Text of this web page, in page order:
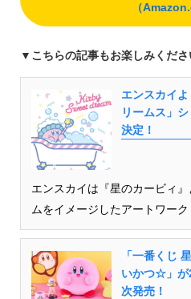
（
▼ こちらの記事もお楽しみくださ
エンスカイ
リームス」
決定！
エンスカイは『星のカービィ
ムをイメージしたアートワーク
「一番くじ
いかつ☆」が
次発売！